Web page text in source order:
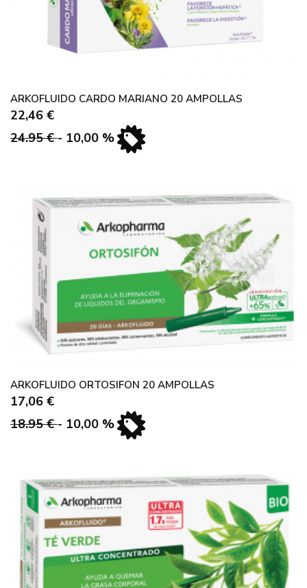
ARKOFLUIDO CARDO MARIANO 20 AMPOLLAS
22,46 €
24.95 €- 10,00 %
ARKOFLUIDO ORTOSIFON 20 AMPOLLAS
17,06 €
18.95 €- 10,00 %